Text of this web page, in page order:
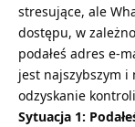
stresujące, ale
dostępu, w
podałeś adres e-
jest najszybszym i
odzyskanie
Sytuacja 1: